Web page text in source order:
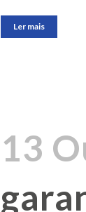
Ler mais
13